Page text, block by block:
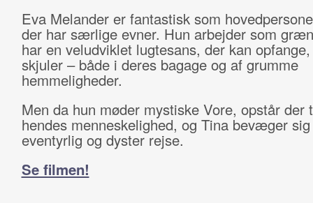
Eva Melander er fantastisk som
der har særlige evner. Hun arbejder som
har en veludviklet lugtesans, der kan
skjuler – både i deres bagage og af grumme
hemmeligheder.
Men da hun møder mystiske Vore, opstår der
hendes menneskelighed, og Tina bevæger
eventyrlig og dyster rejse.
Se filmen!